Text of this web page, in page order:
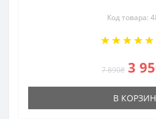
Код товара:
7 890₴ 3
В